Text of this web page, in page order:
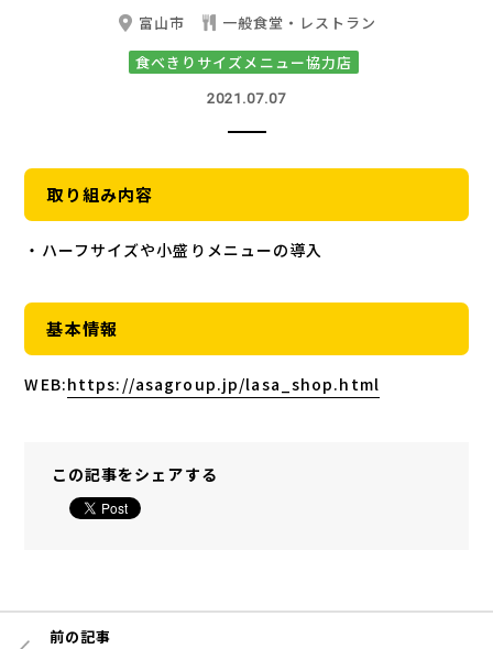
富山市
一般食堂・レストラン
食べきりサイズメニュー協力店
2021.07.07
取り組み内容
・ハーフサイズや小盛りメニューの導入
基本情報
WEB:https://asagroup.jp/lasa_shop.html
この記事をシェアする
前の記事